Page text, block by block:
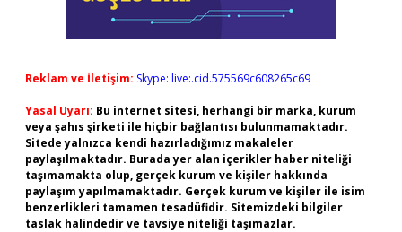
Reklam ve İletişim: Skype: live:.cid.575569c608265c69
Yasal Uyarı: Bu internet sitesi, herhangi bir marka, kurum
veya şahıs şirketi ile hiçbir bağlantısı bulunmamaktadır.
Sitede yalnızca kendi hazırladığımız makaleler
paylaşılmaktadır. Burada yer alan içerikler haber niteliği
taşımamakta olup, gerçek kurum ve kişiler hakkında
paylaşım yapılmamaktadır. Gerçek kurum ve kişiler ile isim
benzerlikleri tamamen tesadüfidir. Sitemizdeki bilgiler
taslak halindedir ve tavsiye niteliği taşımazlar.